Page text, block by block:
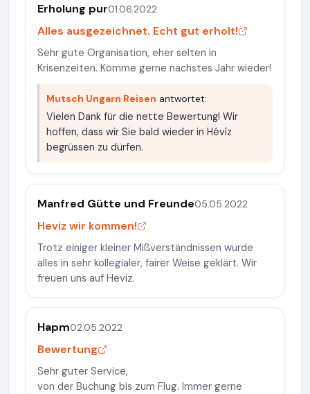
Erholung pur01.06.2022
Alles ausgezeichnet. Echt gut erholt!
Sehr gute Organisation, eher selten in
Krisenzeiten. Komme gerne nächstes Jahr wieder!
Mutsch Ungarn Reisen antwortet:
Vielen Dank für die nette Bewertung! Wir
hoffen, dass wir Sie bald wieder in Hévíz
begrüssen zu dürfen.
Manfred Gütte und Freunde05.05.2022
Heviz wir kommen!
Trotz einiger kleiner Mißverständnissen wurde
alles in sehr kollegialer, fairer Weise geklärt. Wir
freuen uns auf Heviz.
Hapm02.05.2022
Bewertung
Sehr guter Service,
von der Buchung bis zum Flug. Immer gerne